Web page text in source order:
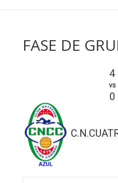
FASE DE
4
vs
0